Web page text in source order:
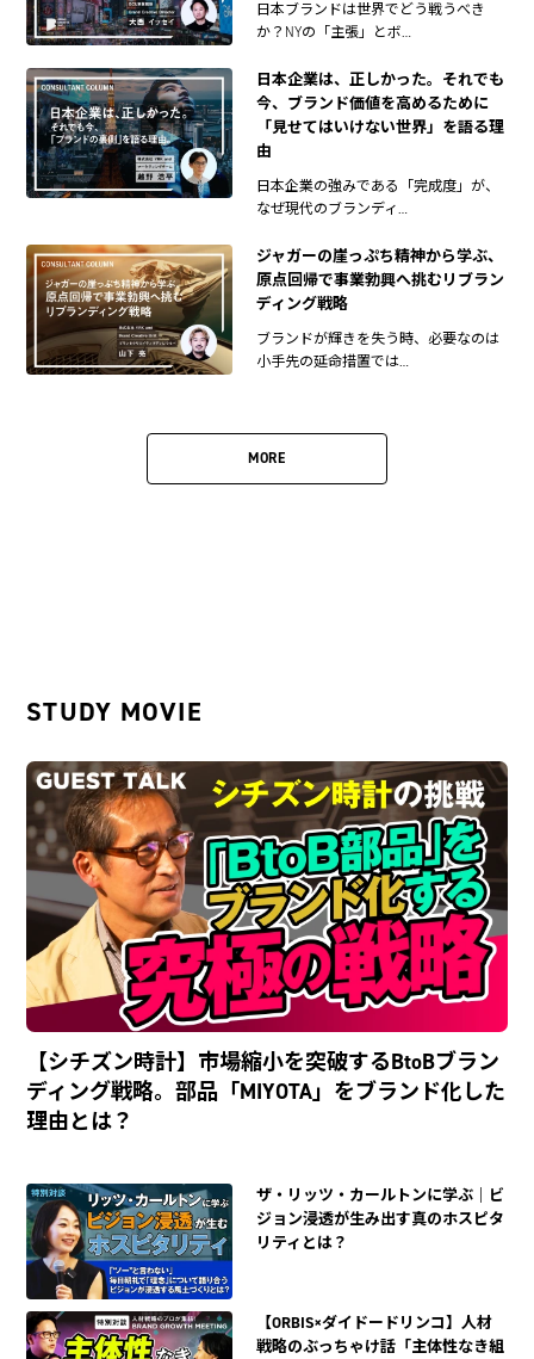
日本ブランドは世界でどう戦うべき
か？NYの「主張」とボ…
日本企業は、正しかった。それでも
今、ブランド価値を高めるために
「見せてはいけない世界」を語る理
由
日本企業の強みである「完成度」が、
なぜ現代のブランディ…
ジャガーの崖っぷち精神から学ぶ、
原点回帰で事業勃興へ挑むリブラン
ディング戦略
ブランドが輝きを失う時、必要なのは
小手先の延命措置では…
MORE
STUDY MOVIE
【シチズン時計】市場縮小を突破するBtoBブラン
ディング戦略。部品「MIYOTA」をブランド化した
理由とは？
ザ・リッツ・カールトンに学ぶ｜ビ
ジョン浸透が生み出す真のホスピタ
リティとは？
【ORBIS×ダイドードリンコ】人材
戦略のぶっちゃけ話「主体性なき組